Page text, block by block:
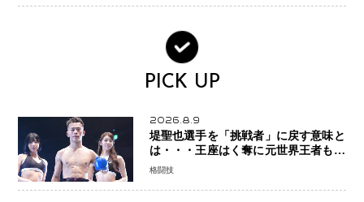
PICK UP
2026.8.9
堤聖也選手を「挑戦者」に戻す意味と
は・・・王座はく奪に元世界王者も疑
問符 見たいのは井上拓真選手、那須
格闘技